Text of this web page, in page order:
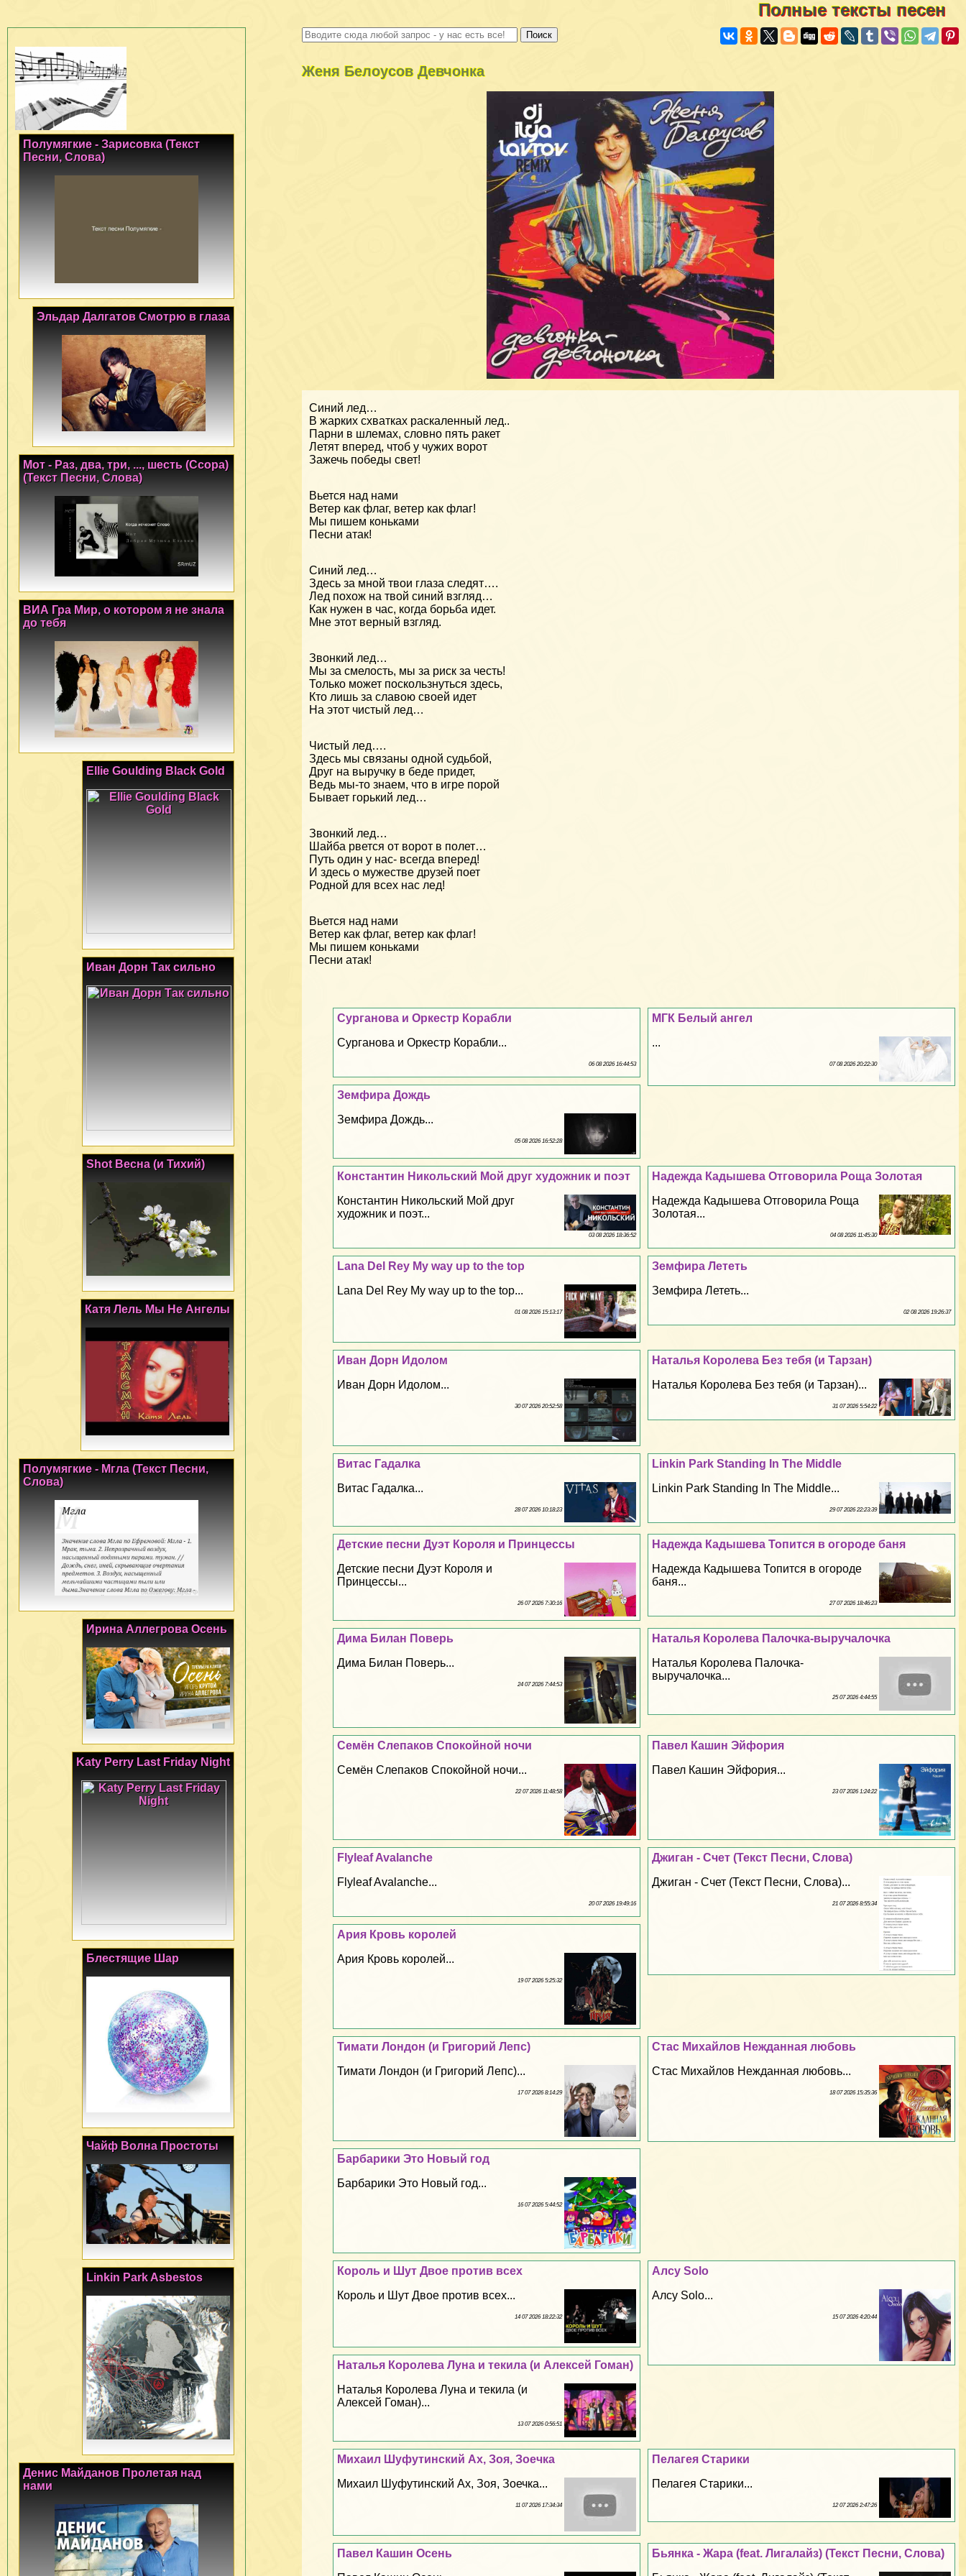
Полные тексты песен
Женя Белоусов Девчонка
Синий лед…
В жарких схватках раскаленный лед..
Парни в шлемах, словно пять ракет
Летят вперед, чтоб у чужих ворот
Зажечь победы свет!
Вьется над нами
Ветер как флаг, ветер как флаг!
Мы пишем коньками
Песни атак!
Синий лед…
Здесь за мной твои глаза следят….
Лед похож на твой синий взгляд…
Как нужен в час, когда борьба идет.
Мне этот верный взгляд.
Звонкий лед…
Мы за смелость, мы за риск за честь!
Только может поскользнуться здесь,
Кто лишь за славою своей идет
На этот чистый лед…
Чистый лед….
Здесь мы связаны одной судьбой,
Друг на выручку в беде придет,
Ведь мы-то знаем, что в игре порой
Бывает горький лед…
Звонкий лед…
Шайба рвется от ворот в полет…
Путь один у нас- всегда вперед!
И здесь о мужестве друзей поет
Родной для всех нас лед!
Вьется над нами
Ветер как флаг, ветер как флаг!
Мы пишем коньками
Песни атак!
МГК Белый ангел
...
07 08 2026 20:22:30
Сурганова и Оркестр Корабли
Сурганова и Оркестр Корабли...
06 08 2026 16:44:53
Земфира Дождь
Земфира Дождь...
05 08 2026 16:52:28
Надежда Кадышева Отговорила Роща Золотая
Надежда Кадышева Отговорила Роща
Золотая...
04 08 2026 11:45:30
Константин Никольский Мой друг художник и поэт
Константин Никольский Мой друг
художник и поэт...
03 08 2026 18:36:52
Земфира Лететь
Земфира Лететь...
02 08 2026 19:26:37
Lana Del Rey My way up to the top
Lana Del Rey My way up to the top...
01 08 2026 15:13:17
Наталья Королева Без тебя (и Тарзан)
Наталья Королева Без тебя (и Тарзан)...
31 07 2026 5:54:22
Иван Дорн Идолом
Иван Дорн Идолом...
30 07 2026 20:52:58
Linkin Park Standing In The Middle
Linkin Park Standing In The Middle...
29 07 2026 22:23:39
Витас Гадалка
Витас Гадалка...
28 07 2026 10:18:23
Надежда Кадышева Топится в огороде баня
Надежда Кадышева Топится в огороде
баня...
27 07 2026 18:46:23
Детские песни Дуэт Короля и Принцессы
Детские песни Дуэт Короля и
Принцессы...
26 07 2026 7:30:16
Наталья Королева Палочка-выручалочка
Наталья Королева Палочка-
выручалочка...
25 07 2026 4:44:55
Дима Билан Поверь
Дима Билан Поверь...
24 07 2026 7:44:53
Павел Кашин Эйфория
Павел Кашин Эйфория...
23 07 2026 1:24:22
Семён Слепаков Спокойной ночи
Семён Слепаков Спокойной ночи...
22 07 2026 11:48:58
Джиган - Счет (Текст Песни, Слова)
Джиган - Счет (Текст Песни, Слова)...
21 07 2026 8:55:34
Flyleaf Avalanche
Flyleaf Avalanche...
20 07 2026 19:49:16
Ария Кровь королей
Ария Кровь королей...
19 07 2026 5:25:32
Стас Михайлов Нежданная любовь
Стас Михайлов Нежданная любовь...
18 07 2026 15:35:36
Тимати Лондон (и Григорий Лепс)
Тимати Лондон (и Григорий Лепс)...
17 07 2026 8:14:29
Барбарики Это Новый год
Барбарики Это Новый год...
16 07 2026 5:44:52
Алсу Solo
Алсу Solo...
15 07 2026 4:20:44
Король и Шут Двое против всех
Король и Шут Двое против всех...
14 07 2026 18:22:32
Наталья Королева Луна и текила (и Алексей Гоман)
Наталья Королева Луна и текила (и
Алексей Гоман)...
13 07 2026 0:56:51
Пелагея Старики
Пелагея Старики...
12 07 2026 2:47:26
Михаил Шуфутинский Ах, Зоя, Зоечка
Михаил Шуфутинский Ах, Зоя, Зоечка...
11 07 2026 17:34:34
Бьянка - Жара (feat. Лигалайз) (Текст Песни, Слова)
Павел Кашин Осень
Полумягкие - Зарисовка (Текст
Песни, Слова)
Эльдар Далгатов Смотрю в глаза
Мот - Раз, два, три, ..., шесть (Ссора)
(Текст Песни, Слова)
ВИА Гра Мир, о котором я не знала
до тебя
Ellie Goulding Black Gold
Иван Дорн Так сильно
Shot Весна (и Тихий)
Катя Лель Мы Не Ангелы
Полумягкие - Мгла (Текст Песни,
Слова)
Ирина Аллегрова Осень
Katy Perry Last Friday Night
Блестящие Шар
Чайф Волна Простоты
Linkin Park Asbestos
Денис Майданов Пролетая над
нами